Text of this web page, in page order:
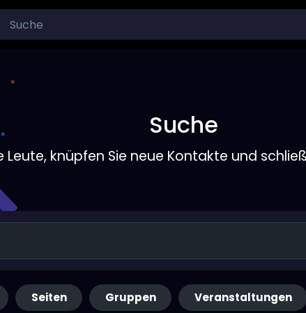
Suche
Leute, knüpfen Sie neue Kontakte und
Seiten Gruppen Veranstaltungen